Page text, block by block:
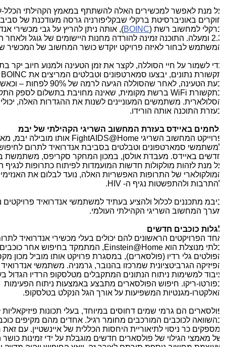
מנת לאפשר למכשירים האלה להשתתף במאמץ הקהילתי הכלל-
באוניברסיטת ברקלי שבקליפורניה גרסה מעודכנת של
למחשוב רשת (BOINC), אותה ניתן להריץ על גבי מכשירי
2.3 ומעלה. התוכנה זמינה להורדה מחנות היישומים של גוגל ולאחר
לבחור לאיזה פרויקט יוקדש כושר המחשוב של המכשיר
לשמור על חיי הסוללה, לקצר את זמן הטעינה ולמנוע חיוב יקר
נתונים, יבצעו סמארטפונים וטבלטים המריצים אתBOINC
בעת הטעינה, לאחר שהסוללה הגיעה לרמה
WiFiברשת מקומית, שאינה מחויבת בתשלום לספק
משתמשים המעוניינים לשנות את ההגדרות האלה,
התוכנה אותה הורידו.
באיידס בעזרת המחשוב השריגי הקהילתי של יבמ
המחשוב השריגיFightAIDS@Homeאותו מובילה יבמ,
סמארטפונים וטבלטים בסביבת אנדרואיד לתרום לחיפוש
באיידס. מעבדת אולסן, במכון המחקר סקריפס, משתמשת
מנת לזהות מולקולות חדשות המועמדות לפיתוח כתרופות לנגיף
של התרופות האפשריות האלה, נועד לבלום את
ולהתפשטות נגיף ה-HIV
מתכננים לכלול ולהציע בעתיד למשתמשי אנדרואיד פרויקטים
המחשוב השריגי הקהילתי העולמי.
כוכבים חדשים
הפרויקטים הראשונים להם יכולים בעלי מכשירי אנדרואיד
מנוצלת הואEinstein@Home, המתמקד בחיפוש אחר כוכבים
גלי רדיו (פולסארים), במסגרת פרויקט אותו מוביל מכון
הגרביטציונית שמרכזו בהנובר, גרמניה. משתמשי אנדרואיד
למשימות ניתוח הנתונים המתקבלים מטלסקופ הרדיו הגדול
ריקו. חיפוש הפולסארים מתבצע באמצעות ניתוח הפעימות
מגנטיות המשפיעות על אורך הגל הנקלט בטלסקופ.
הם גרמי שמים דחוסים במיוחד, בעלי תכונות פיזיקאליות
לכוכבים המורכבים מחומר רגיל. אחדים מהם מקיפים
כר ניסוי לתיאוריית היחסות הכללית של איינשטיין. עם זאת
מאמצי הגילוי של פולסארים חדשים מוגבלת על ידי זמינות כושר